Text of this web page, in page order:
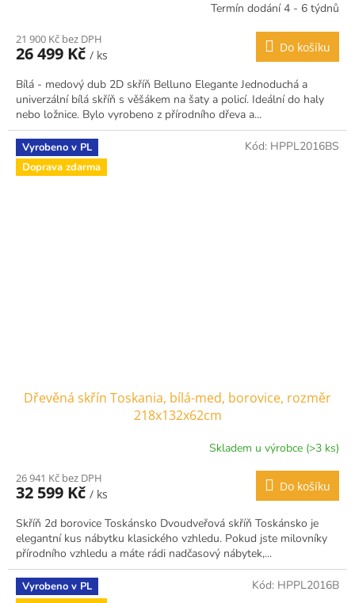
Termín dodání 4 - 6 týdnů
21 900 Kč bez DPH
26 499 Kč / ks
Do košíku
Bílá - medový dub 2D skříň Belluno Elegante Jednoduchá a
univerzální bílá skříň s věšákem na šaty a policí. Ideální do haly
nebo ložnice. Bylo vyrobeno z přírodního dřeva a...
Vyrobeno v PL
Doprava zdarma
Dřevěná skřín Toskania, bílá-med, borovice, rozměr
218x132x62cm
Skladem u výrobce (>3 ks)
26 941 Kč bez DPH
32 599 Kč / ks
Do košíku
Skříň 2d borovice Toskánsko Dvoudveřová skříň Toskánsko je
elegantní kus nábytku klasického vzhledu. Pokud jste milovníky
přírodního vzhledu a máte rádi nadčasový nábytek,...
Kód: HPPL2016BS
Vyrobeno v PL
Kód: HPPL2016B